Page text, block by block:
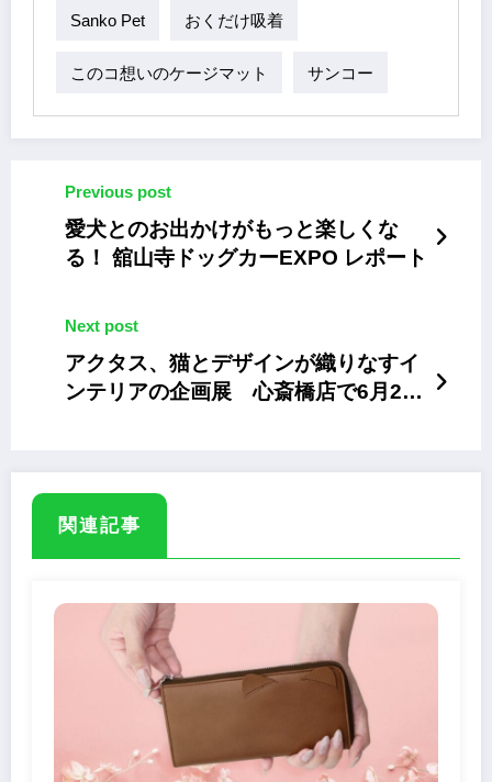
Sanko Pet おくだけ吸着
このコ想いのケージマット サンコー
Previous post
愛犬とのお出かけがもっと楽しくな
る！ 舘山寺ドッグカーEXPO レポート
Next post
アクタス、猫とデザインが織りなすイ
ンテリアの企画展 心斎橋店で6月24
関連記事